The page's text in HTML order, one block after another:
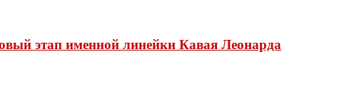
этап именной линейки Кавая Леонарда